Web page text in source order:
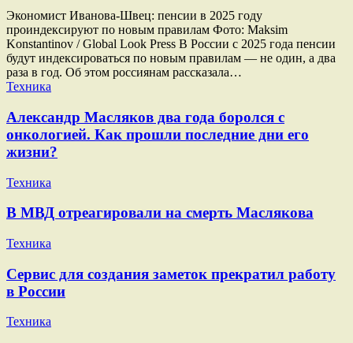
Экономист Иванова-Швец: пенсии в 2025 году
проиндексируют по новым правилам Фото: Maksim
Konstantinov / Global Look Press В России с 2025 года пенсии
будут индексироваться по новым правилам — не один, а два
раза в год. Об этом россиянам рассказала…
Техника
Александр Масляков два года боролся с
онкологией. Как прошли последние дни его
жизни?
Техника
В МВД отреагировали на смерть Маслякова
Техника
Сервис для создания заметок прекратил работу
в России
Техника